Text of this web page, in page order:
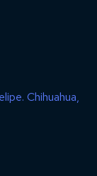
Chihuahua,